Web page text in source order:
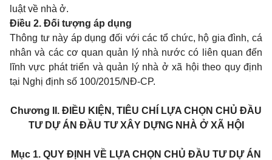
luật về nhà ở.
Điều 2. Đối tượng áp dụng
Thông tư này áp dụng đối với các tổ chức, hộ gia đình, cá
nhân và các cơ quan quản lý nhà nước có liên quan đến
lĩnh vực phát triển và quản lý nhà ở xã hội theo quy định
tại Nghị định số 100/2015/NĐ-CP.
Chương II. ĐIỀU KIỆN, TIÊU CHÍ LỰA CHỌN CHỦ ĐẦU
TƯ DỰ ÁN ĐẦU TƯ XÂY DỰNG NHÀ Ở XÃ HỘI
Mục 1. QUY ĐỊNH VỀ LỰA CHỌN CHỦ ĐẦU TƯ DỰ ÁN